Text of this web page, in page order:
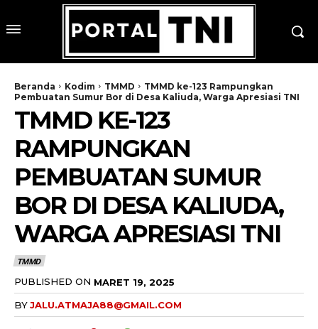
Beranda Kodim TMMD
TMMD ke-123 Rampungkan
Pembuatan Sumur Bor di Desa Kaliuda, Warga Apresiasi TNI
TMMD KE-123
RAMPUNGKAN
PEMBUATAN SUMUR
BOR DI DESA KALIUDA,
WARGA APRESIASI TNI
TMMD
PUBLISHED ON MARET 19, 2025
BYJALU.ATMAJA88@GMAIL.COM